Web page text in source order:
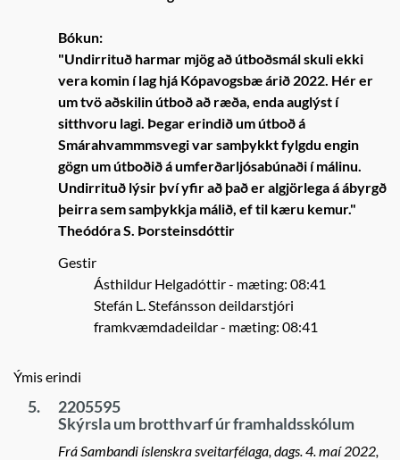
Bókun:
"Undirrituð harmar mjög að útboðsmál skuli ekki
vera komin í lag hjá Kópavogsbæ árið 2022. Hér er
um tvö aðskilin útboð að ræða, enda auglýst í
sitthvoru lagi. Þegar erindið um útboð á
Smárahvammmsvegi var samþykkt fylgdu engin
gögn um útboðið á umferðarljósabúnaði í málinu.
Undirrituð lýsir því yfir að það er algjörlega á ábyrgð
þeirra sem samþykkja málið, ef til kæru kemur."
Theódóra S. Þorsteinsdóttir
Gestir
Ásthildur Helgadóttir- mæting: 08:41
Stefán L. Stefánsson deildarstjóri
framkvæmdadeildar- mæting: 08:41
Ýmis erindi
5.
2205595
Skýrsla um brotthvarf úr framhaldsskólum
Frá Sambandi íslenskra sveitarfélaga, dags. 4. maí 2022,